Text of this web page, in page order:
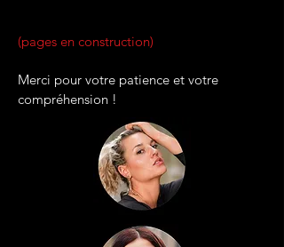
(pages en construction)
Merci pour votre patience et votre
compréhension !